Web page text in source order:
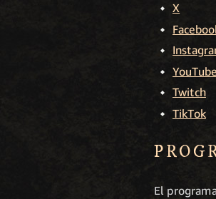
X
YouTube
Twitch
TikTok
El